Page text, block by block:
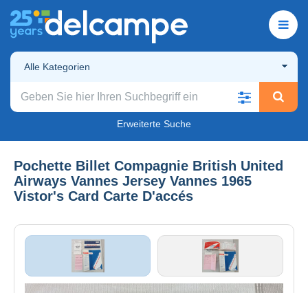
Alle Kategorien
Erweiterte Suche
Pochette Billet Compagnie British United
Airways Vannes Jersey Vannes 1965
Vistor's Card Carte D'accés